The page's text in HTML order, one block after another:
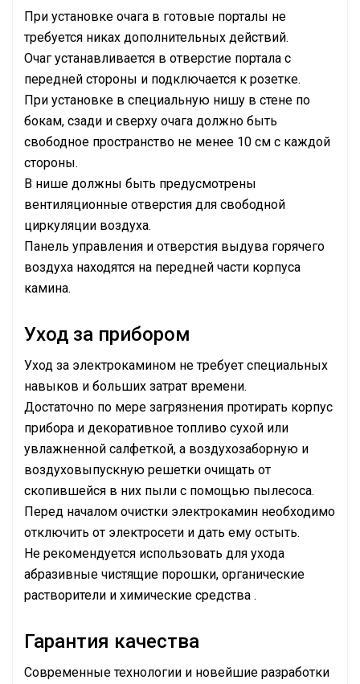
При установке очага в готовые порталы не
требуется никах дополнительных действий.
Очаг устанавливается в отверстие портала с
передней стороны и подключается к розетке.
При установке в специальную нишу в стене по
бокам, сзади и сверху очага должно быть
свободное пространство не менее 10 см с каждой
стороны.
В нише должны быть предусмотрены
вентиляционные отверстия для свободной
циркуляции воздуха.
Панель управления и отверстия выдува горячего
воздуха находятся на передней части корпуса
камина.
Уход за прибором
Уход за электрокамином не требует специальных
навыков и больших затрат времени.
Достаточно по мере загрязнения протирать корпус
прибора и декоративное топливо сухой или
увлажненной салфеткой, а воздухозаборную и
воздуховыпускную решетки очищать от
скопившейся в них пыли с помощью пылесоса.
Перед началом очистки электрокамин необходимо
отключить от электросети и дать ему остыть.
Не рекомендуется использовать для ухода
абразивные чистящие порошки, органические
растворители и химические средства .
Гарантия качества
Современные технологии и новейшие разработки